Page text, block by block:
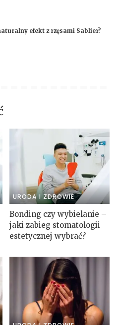
efekt z rzęsami Sablier?
URODA I ZDROWIE
Bonding czy wybielanie –
jaki zabieg stomatologii
estetycznej wybrać?